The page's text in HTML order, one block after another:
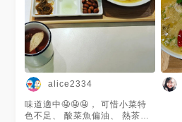
alice2334
味道適中🤤🤤🤤， 可惜小菜特
色不足、 酸菜魚偏油、 熱茶需